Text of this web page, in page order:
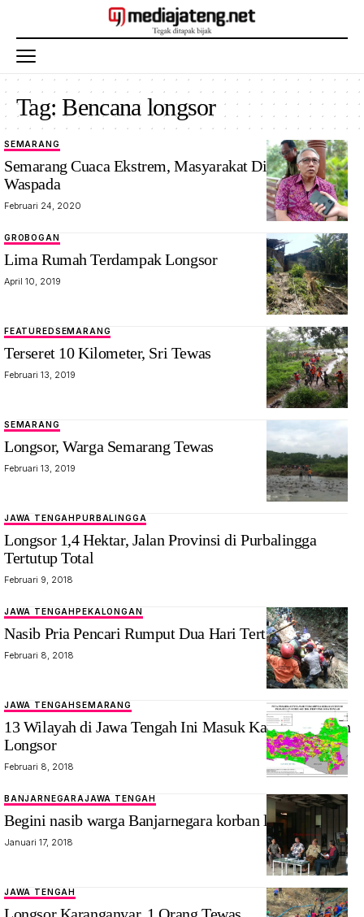
Tag:Bencana longsor
SEMARANG
Semarang Cuaca Ekstrem, Masyarakat Diminta
Waspada
Februari 24, 2020
GROBOGAN
Lima Rumah Terdampak Longsor
April 10, 2019
FEATUREDSEMARANG
Terseret 10 Kilometer, Sri Tewas
Februari 13, 2019
SEMARANG
Longsor, Warga Semarang Tewas
Februari 13, 2019
JAWA TENGAHPURBALINGGA
Longsor 1,4 Hektar, Jalan Provinsi di Purbalingga
Tertutup Total
Februari 9, 2018
JAWA TENGAHPEKALONGAN
Nasib Pria Pencari Rumput Dua Hari Tertimbun Tanah
Februari 8, 2018
JAWA TENGAHSEMARANG
13 Wilayah di Jawa Tengah Ini Masuk Kategori Rawan
Longsor
Februari 8, 2018
BANJARNEGARAJAWA TENGAH
Begini nasib warga Banjarnegara korban longsor
Januari 17, 2018
JAWA TENGAH